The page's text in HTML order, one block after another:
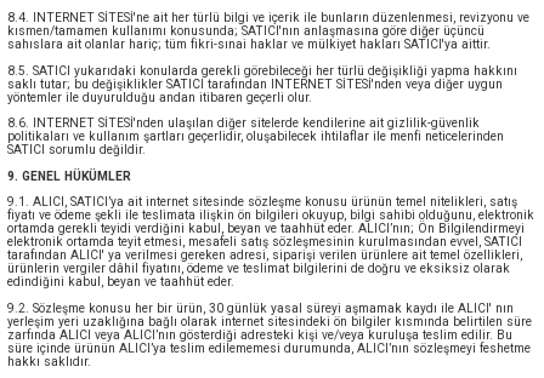
8.4. INTERNET SİTESİ'ne ait her türlü bilgi ve içerik ile bunların düzenlenmesi, revizyonu ve
kısmen/tamamen kullanımı konusunda; SATICI'nın anlaşmasına göre diğer üçüncü
sahıslara ait olanlar hariç; tüm fikri-sınai haklar ve mülkiyet hakları SATICI'ya aittir.
8.5. SATICI yukarıdaki konularda gerekli görebileceği her türlü değişikliği yapma hakkını
saklı tutar; bu değişiklikler SATICI tarafından INTERNET SİTESİ'nden veya diğer uygun
yöntemler ile duyurulduğu andan itibaren geçerli olur.
8.6. INTERNET SİTESİ'nden ulaşılan diğer sitelerde kendilerine ait gizlilik-güvenlik
politikaları ve kullanım şartları geçerlidir, oluşabilecek ihtilaflar ile menfi neticelerinden
SATICI sorumlu değildir.
9. GENEL HÜKÜMLER
9.1. ALICI, SATICI’ya ait internet sitesinde sözleşme konusu ürünün temel nitelikleri, satış
fiyatı ve ödeme şekli ile teslimata ilişkin ön bilgileri okuyup, bilgi sahibi olduğunu, elektronik
ortamda gerekli teyidi verdiğini kabul, beyan ve taahhüt eder. ALICI’nın; Ön Bilgilendirmeyi
elektronik ortamda teyit etmesi, mesafeli satış sözleşmesinin kurulmasından evvel, SATICI
tarafından ALICI' ya verilmesi gereken adresi, siparişi verilen ürünlere ait temel özellikleri,
ürünlerin vergiler dâhil fiyatını, ödeme ve teslimat bilgilerini de doğru ve eksiksiz olarak
edindiğini kabul, beyan ve taahhüt eder.
9.2. Sözleşme konusu her bir ürün, 30 günlük yasal süreyi aşmamak kaydı ile ALICI' nın
yerleşim yeri uzaklığına bağlı olarak internet sitesindeki ön bilgiler kısmında belirtilen süre
zarfında ALICI veya ALICI’nın gösterdiği adresteki kişi ve/veya kuruluşa teslim edilir. Bu
süre içinde ürünün ALICI’ya teslim edilememesi durumunda, ALICI’nın sözleşmeyi feshetme
hakkı saklıdır.